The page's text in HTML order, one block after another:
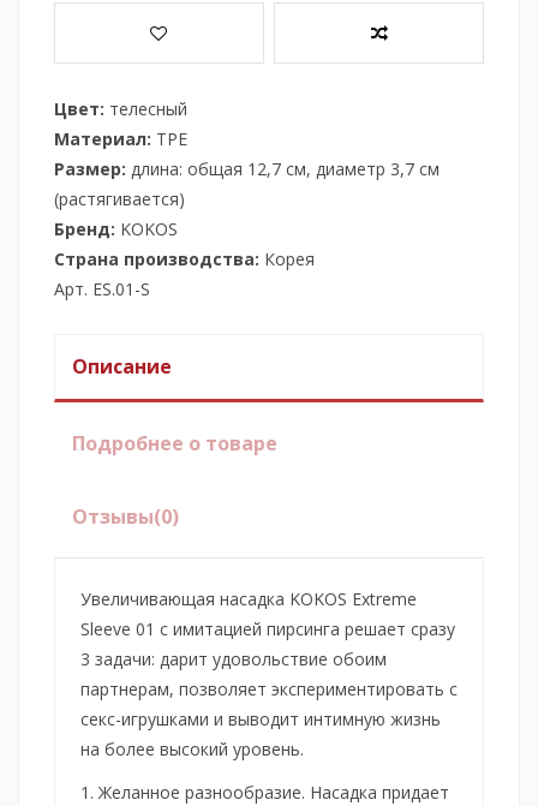
Цвет: телесный
Материал: ТРЕ
Размер: длина: общая 12,7 см, диаметр 3,7 см
(растягивается)
Бренд: KOKOS
Страна производства: Корея
Арт. ES.01-S
Описание
Подробнее о товаре
Отзывы(0)
Увеличивающая насадка KOKOS Extreme
Sleeve 01 с имитацией пирсинга решает сразу
3 задачи: дарит удовольствие обоим
партнерам, позволяет экспериментировать с
секс-игрушками и выводит интимную жизнь
на более высокий уровень.
1. Желанное разнообразие. Насадка придает